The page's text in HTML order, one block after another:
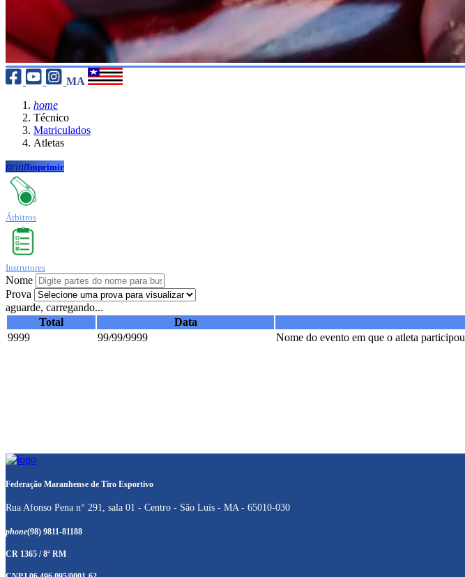
MA
home
Técnico
Matriculados
Atletas
printImprimir
Árbitros
Instrutores
Nome
Prova
aguarde, carregando...
Total
Data
9999
99/99/9999 Nome do evento em que o atleta participou
Federação Maranhense de Tiro Esportivo
Rua Afonso Pena n° 291, sala 01 - Centro - São Luís - MA - 65010-030
phone(98) 9811-81188
CR 1365 / 8ª RM